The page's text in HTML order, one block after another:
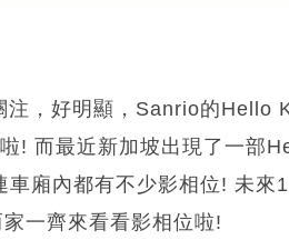
注，好明顯，Sanrio的Hello
! 而最近新加坡出現了一部
廂內都有不少影相位! 未來
一齊來看看影相位啦!